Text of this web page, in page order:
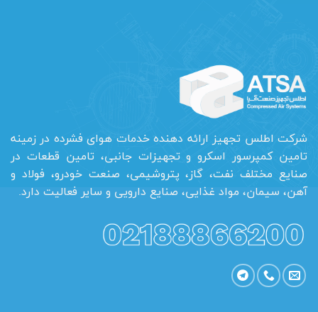
شرکت اطلس تجهیز ارائه دهنده خدمات هوای فشرده در زمینه
تامین کمپرسور اسکرو و تجهیزات جانبی، تامین قطعات در
صنایع مختلف نفت، گاز، پتروشیمی، صنعت خودرو، فولاد و
آهن، سیمان، مواد غذایی، صنایع دارویی و سایر فعالیت دارد.